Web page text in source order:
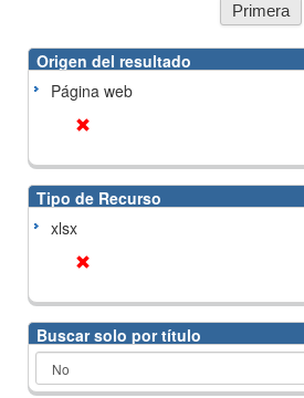
Primera
Origen del resultado
Página web
Tipo de Recurso
xlsx
Buscar solo por título